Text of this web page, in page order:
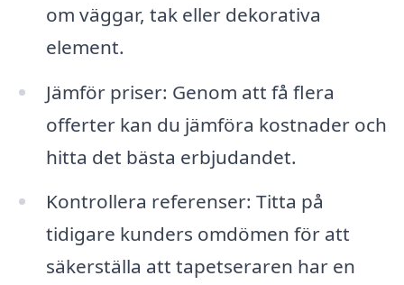
om väggar, tak eller dekorativa
element.
Jämför priser: Genom att få flera
offerter kan du jämföra kostnader och
hitta det bästa erbjudandet.
Kontrollera referenser: Titta på
tidigare kunders omdömen för att
säkerställa att tapetseraren har en